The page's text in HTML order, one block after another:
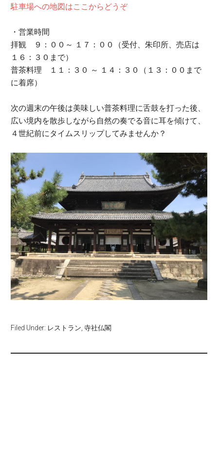
駐車場への地図はここからどうぞ
・営業時間
拝観 ９：００～ １７：００（受付、朱印所、売店は
１６：３０まで）
普茶料理 １１：３０ ～ １４：３０（１３：００まで
に着席）
次の週末の午後は美味しい普茶料理に舌鼓を打った後、
広い境内を散歩しながら自然の奏でる音に耳を傾けて、
４世紀前にタイムスリップしてみませんか？
Filed Under: レストラン,寺社仏閣